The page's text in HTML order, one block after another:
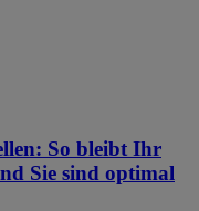
So bleibt Ihr
Sie sind optimal